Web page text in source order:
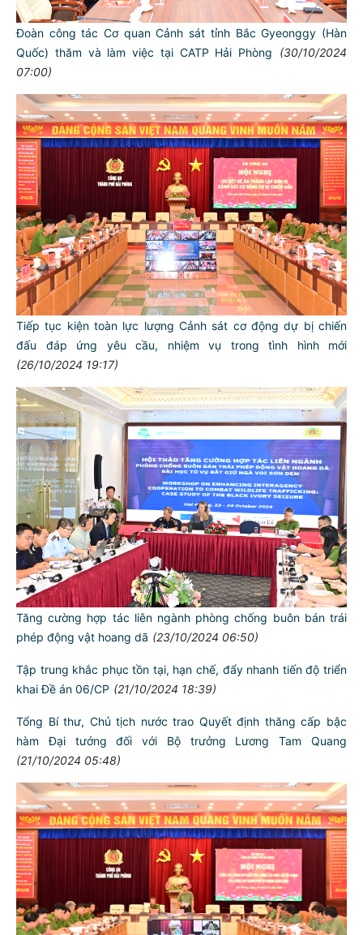
Đoàn công tác Cơ quan Cảnh sát tỉnh Bắc Gyeonggy (Hàn
Quốc) thăm và làm việc tại CATP Hải Phòng
(30/10/2024
07:00)
Tiếp tục kiện toàn lực lượng Cảnh sát cơ động dự bị chiến
đấu đáp ứng yêu cầu, nhiệm vụ trong tình hình mới
(26/10/2024 19:17)
Tăng cường hợp tác liên ngành phòng chống buôn bán trái
phép động vật hoang dã (23/10/2024 06:50)
Tập trung khắc phục tồn tại, hạn chế, đẩy nhanh tiến độ triển
khai Đề án 06/CP (21/10/2024 18:39)